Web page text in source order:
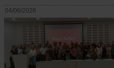
04/06/2026